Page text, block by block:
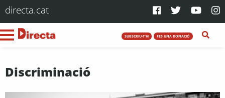
directa.cat
SUBSCRIU-T'HI FES UNA DONACIÓ
Discriminació